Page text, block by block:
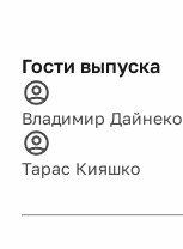
Гости выпуска
Владимир Дайнеко
Тарас Кияшко